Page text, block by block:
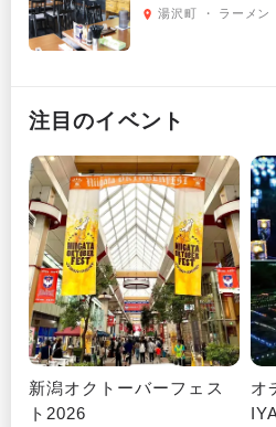
湯沢町 ・ ラーメン
注目のイベント
新潟オクトーバーフェス
ト2026
オ